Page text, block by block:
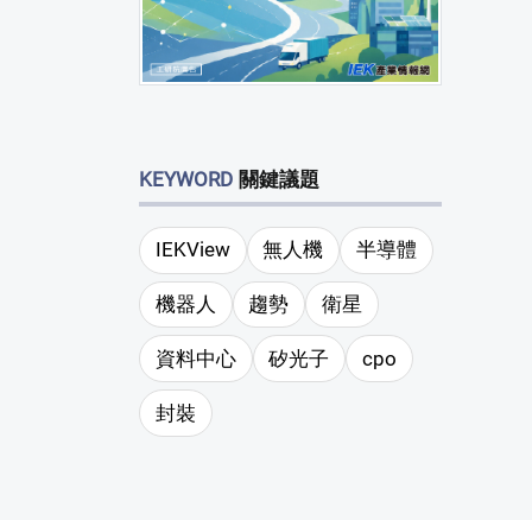
KEYWORD 關鍵議題
IEKView 無人機 半導體
機器人 趨勢 衛星
資料中心 矽光子 cpo
封裝